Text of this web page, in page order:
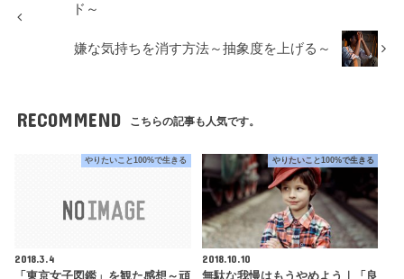
ド～
嫌な気持ちを消す方法～抽象度を上げる～
RECOMMEND こちらの記事も人気です。
やりたいこと100%で生きる
2018.3.4
「東京女子図鑑」を観た感想～頑
やりたいこと100%で生きる
2018.10.10
無駄な我慢はもうやめよう｜「良